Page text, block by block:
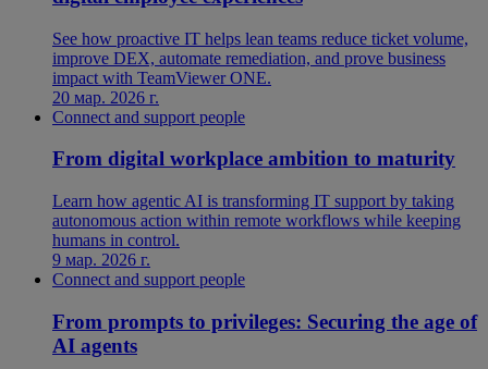
See how proactive IT helps lean teams reduce ticket volume,
improve DEX, automate remediation, and prove business
impact with TeamViewer ONE.
20 мар. 2026 г.
Connect and support people
From digital workplace ambition to maturity
Learn how agentic AI is transforming IT support by taking
autonomous action within remote workflows while keeping
humans in control.
9 мар. 2026 г.
Connect and support people
From prompts to privileges: Securing the age of
AI agents